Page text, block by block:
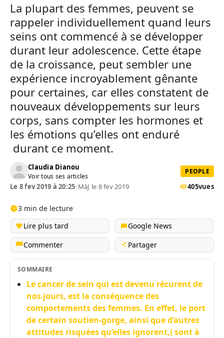
La plupart des femmes, peuvent se
rappeler individuellement quand leurs
seins ont commencé à se développer
durant leur adolescence. Cette étape
de la croissance, peut sembler une
expérience incroyablement gênante
pour certaines, car elles constatent de
nouveaux développements sur leurs
corps, sans compter les hormones et
les émotions qu’elles ont enduré
durant ce moment.
Claudia Dianou
Voir tous ses articles
PEOPLE
Le 8 fev 2019 à 20:25•MàJ le 8 fev 2019 405vues
3 min de lecture
Lire plus tard
Google News
Commenter
Partager
SOMMAIRE
Le cancer de sein qui est devenu récurent de
nos jours, est la conséquence des
comportements des femmes. En effet, le port
de certain soutien-gorge, ainsi que d’autres
attitudes risquées qu’elles ignorent,( sont à